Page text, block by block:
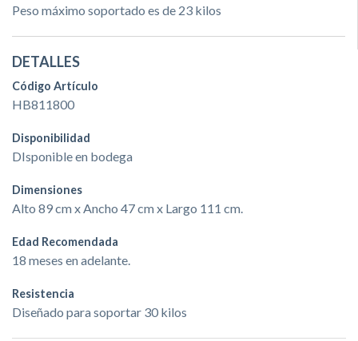
Peso máximo soportado es de 23 kilos
DETALLES
Código Artículo
HB811800
Disponibilidad
DIsponible en bodega
Dimensiones
Alto 89 cm x Ancho 47 cm x Largo 111 cm.
Edad Recomendada
18 meses en adelante.
Resistencia
Diseñado para soportar 30 kilos